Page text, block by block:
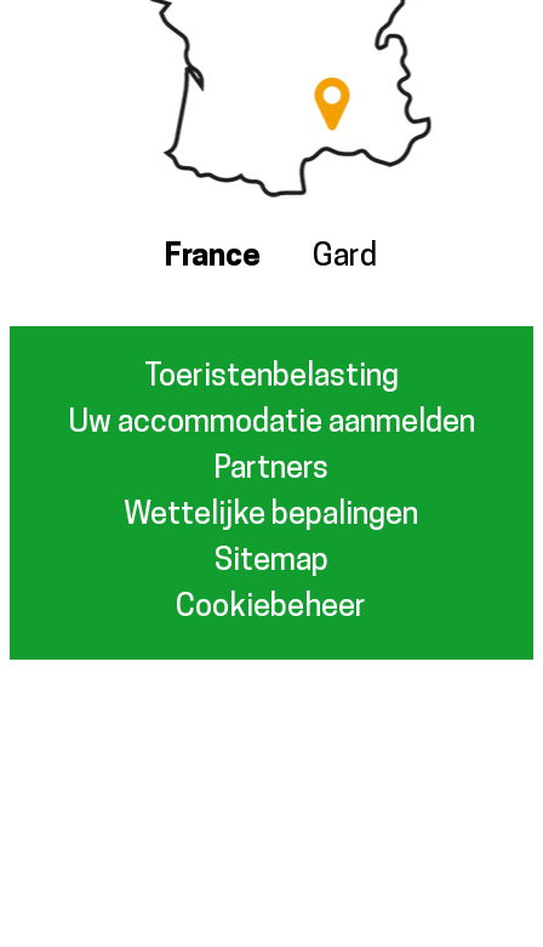
France Gard
Toeristenbelasting
Uw accommodatie aanmelden
Partners
Wettelijke bepalingen
Sitemap
Cookiebeheer